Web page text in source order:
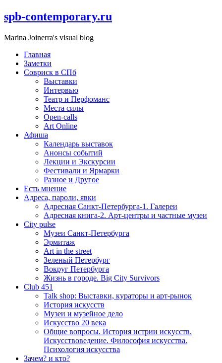
Skip
to
spb-contemporary.ru
Marina Joinerra's visual blog
Главная
Заметки
Совриск в СПб
Выставки
Интервью
Театр и Перфоманс
Места силы
Open-calls
Art Online
Афиша
Календарь выставок
Анонсы событий
Лекции и Экскурсии
Фестивали и Ярмарки
Разное и Другое
Есть мнение
Адреса, пароли, явки
Адресная Санкт-Петербурга-1. Галереи
Адресная книга-2. Арт-центры и частные музеи
City pulse
Музеи Санкт-Петербурга
Эрмитаж
Art in the street
Зеленый Петербург
Вокруг Петербурга
Жизнь в городе. Big City Survivors
Club 451
Talk shop: Выставки, кураторы и арт-рынок
История искусств
Музеи и музейное дело
Искусство 20 века
Общие вопросы. История истрии искусств.
Искусствоведение. Философия искусства.
Психология искусства
Зачем? и кто?